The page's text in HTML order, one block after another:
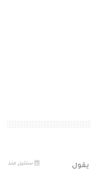
يقول سنتين منذ